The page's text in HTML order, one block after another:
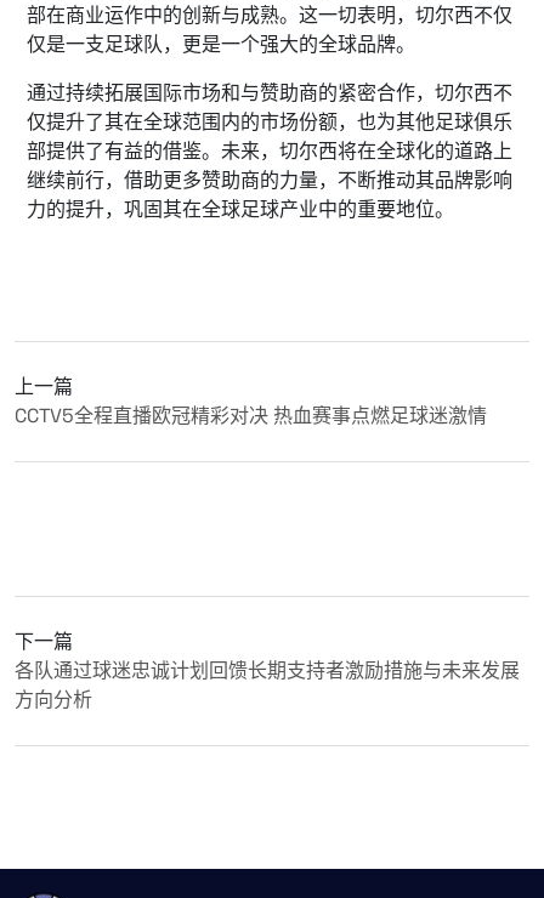
部在商业运作中的创新与成熟。这一切表明，切尔西不仅
仅是一支足球队，更是一个强大的全球品牌。
通过持续拓展国际市场和与赞助商的紧密合作，切尔西不
仅提升了其在全球范围内的市场份额，也为其他足球俱乐
部提供了有益的借鉴。未来，切尔西将在全球化的道路上
继续前行，借助更多赞助商的力量，不断推动其品牌影响
力的提升，巩固其在全球足球产业中的重要地位。
上一篇
CCTV5全程直播欧冠精彩对决 热血赛事点燃足球迷激情
下一篇
各队通过球迷忠诚计划回馈长期支持者激励措施与未来发展
方向分析